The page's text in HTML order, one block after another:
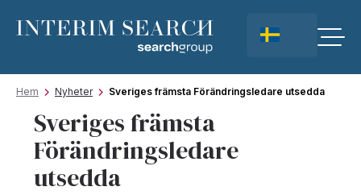
Hem Nyheter Sveriges främsta Förändringsledare utsedda
Sveriges främsta
Förändringsledare
utsedda